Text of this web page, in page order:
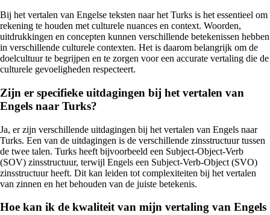
Bij het vertalen van Engelse teksten naar het Turks is het essentieel om
rekening te houden met culturele nuances en context. Woorden,
uitdrukkingen en concepten kunnen verschillende betekenissen hebben
in verschillende culturele contexten. Het is daarom belangrijk om de
doelcultuur te begrijpen en te zorgen voor een accurate vertaling die de
culturele gevoeligheden respecteert.
Zijn er specifieke uitdagingen bij het vertalen van
Engels naar Turks?
Ja, er zijn verschillende uitdagingen bij het vertalen van Engels naar
Turks. Een van de uitdagingen is de verschillende zinsstructuur tussen
de twee talen. Turks heeft bijvoorbeeld een Subject-Object-Verb
(SOV) zinsstructuur, terwijl Engels een Subject-Verb-Object (SVO)
zinsstructuur heeft. Dit kan leiden tot complexiteiten bij het vertalen
van zinnen en het behouden van de juiste betekenis.
Hoe kan ik de kwaliteit van mijn vertaling van Engels